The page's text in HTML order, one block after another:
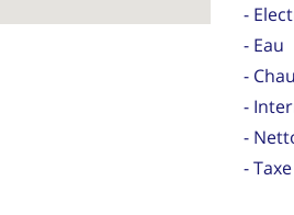
-
- Eau
-
-
-
-